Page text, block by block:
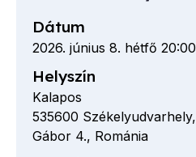
Dátum
2026. június 8. hétfő 20:00
Helyszín
Kalapos
535600 Székelyudvarhely,
Gábor 4., Románia